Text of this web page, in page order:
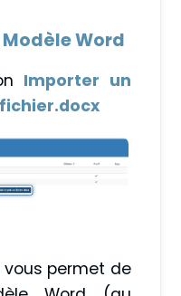
Word
Importer un
vous permet de